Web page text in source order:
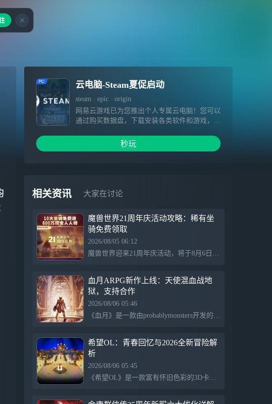
云电脑-Steam夏促启动
steam epic
origin
网易云游戏已为您推出个人专属云电脑！您可以
通过购买数据盘，下载安装各类软件和游戏，相
配置、极快下载速度、畅快游戏体验等着您～
1.硬件不受限，提供免费加速&挂机，3A大作一
秒玩
相关资讯 大家在讨论
魔兽世界21周年庆活动攻略：稀有坐
骑免费领取
2026/08/05 06:12
魔兽世界迎来21周年庆活动，将于8月6日正式开启，活动内容包括福利领取、线上抽奖、趣味答题和商城折扣。玩家可获得稀有坐骑和50%经验提升，商城将推出888元的年卡礼包，适用于正式服和怀旧服，并提供补偿活动。购入普通年卡的玩家还可通过支付差价升级至典藏礼包，活动期间内将放出多款免费坐骑，吸引玩家参与。
血月ARPG新作上线：天使混血战地
狱，支持合作
2026/08/06 05:46
《血月》是一款由probablymonsters开发的哥特式动作RPG，定于9月2日发售，支持PS5、Xbox Series X|S及PC平台，提供简体中文。游戏设定在被恶魔与古神统治的世界，玩家将化身“拿非利使者”，体验血腥暴力的近身战斗。游戏支持动态难度调整与双人合作，玩家可以升级和规划战略，开发者旨在打造一款易上手却硬核的动作冒险体验。
希望OL：青春回忆与2026全新冒险解
析
2026/08/06 05:45
《希望OL》是一款富有怀旧色彩的3D卡通网游，承载着一代玩家的青春回忆。游戏在希尔特大陆上提供丰富的冒险体验，包括炫酷的战斗系统和有趣的钓鱼功能。2026年，国服致力于优化和革新，推出全新战区和各种新系统，旨在让玩家重温经典，体验更多精彩内容，让老友重逢、青春延续。